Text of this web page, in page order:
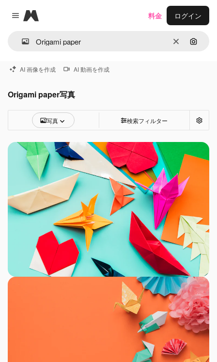
Close menu
Magnific
消去 画像で
料金 ログイン
AI 画像を作成 AI 動画を作成
Origami paper写真
写真 検索フィルター